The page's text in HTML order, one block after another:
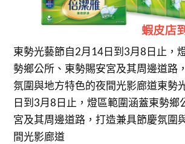
東勢光藝節自2月14日到3月8日止，
勢鄉公所、東勢賜安宮及其周邊道路
氛圍與地方特色的夜間光影廊道東勢
日到3月8日止，燈區範圍涵蓋東勢鄉
宮及其周邊道路，打造兼具節慶氛圍
間光影廊道